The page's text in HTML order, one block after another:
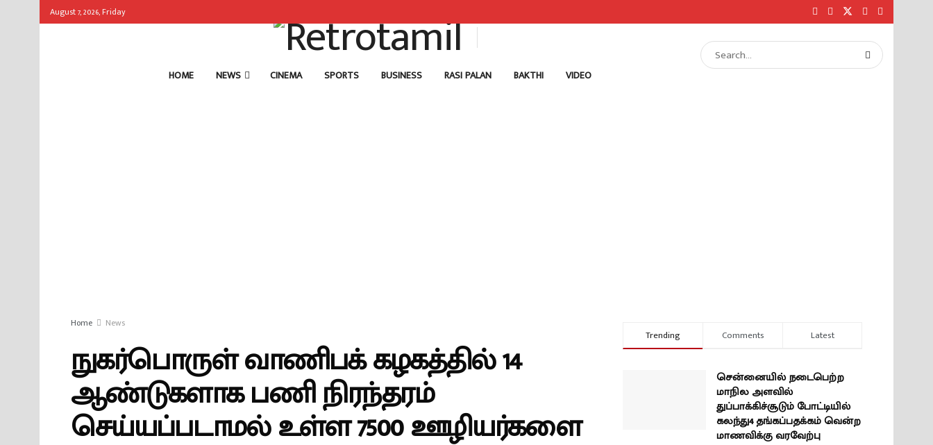
August 7, 2026, Friday
HOME NEWS CINEMA SPORTS BUSINESS RASI PALAN BAKTHI VIDEO
Home News
நுகர்பொருள் வாணிபக் கழகத்தில் 14
ஆண்டுகளாக பணி நிரந்தரம்
செய்யப்படாமல் உள்ள 7500 ஊழியர்களை
Trending Comments Latest
சென்னையில் நடைபெற்ற
மாநில அளவில்
துப்பாக்கிச்சூடும் போட்டியில்
கலந்து4 தங்கப்பதக்கம் வென்ற
மாணவிக்கு வரவேற்பு